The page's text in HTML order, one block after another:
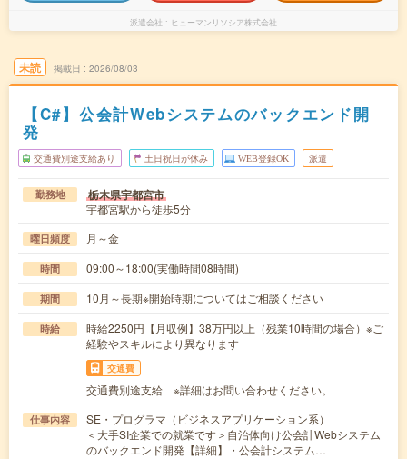
派遣会社 ヒューマンリソシア株式会社
未読 掲載日 2026/08/03
【C#】公会計Webシステムのバックエンド開
発
交通費別途支給あり 土日祝日が休み WEB登録OK 派遣
勤務地 栃木県宇都宮市
宇都宮駅から徒歩5分
曜日頻度 月～金
時間 09:00～18:00(実働時間08時間)
期間 10月～長期※開始時期についてはご相談ください
時給
時給2250円【月収例】38万円以上（残業10時間の場合）※ご
経験やスキルにより異なります
交通費
交通費別途支給 ※詳細はお問い合わせください。
仕事内容
SE・プログラマ（ビジネスアプリケーション系）
＜大手SI企業での就業です＞自治体向け公会計Webシステム
のバックエンド開発【詳細】・公会計システム…